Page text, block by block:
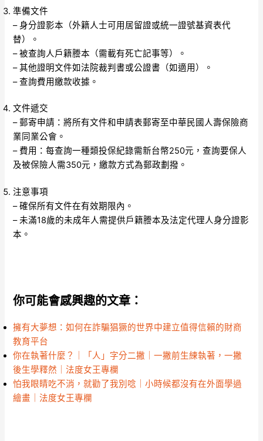
準備文件
– 身分證影本（外籍人士可用居留證或統一證號基資表代
替）。
– 被查詢人戶籍謄本（需載有死亡記事等）。
– 其他證明文件如法院裁判書或公證書（如適用）。
– 查詢費用繳款收據。
文件遞交
– 郵寄申請：將所有文件和申請表郵寄至中華民國人壽保險商
業同業公會。
– 費用：每查詢一種類投保紀錄需新台幣250元，查詢要保人
及被保險人需350元，繳款方式為郵政劃撥。
注意事項
– 確保所有文件在有效期限內。
– 未滿18歲的未成年人需提供戶籍謄本及法定代理人身分證影
本。
你可能會感興趣的文章：
擁有大夢想：如何在詐騙猖獗的世界中建立值得信賴的財商
教育平台
你在執著什麼？｜「人」字分二撇｜一撇前生練執著，一撇
後生學釋然｜法度女王專欄
怕我眼睛吃不消，就勸了我別唸｜小時候都沒有在外面學過
繪畫｜法度女王專欄